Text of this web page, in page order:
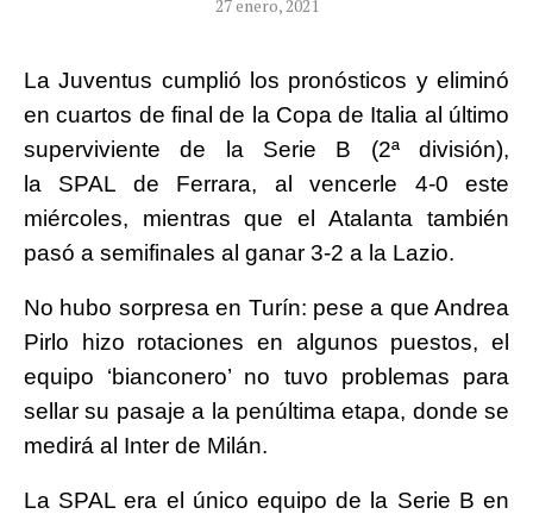
27 enero, 2021
La Juventus cumplió los pronósticos y eliminó
en cuartos de final de la Copa de Italia al último
superviviente de la Serie B (2ª división),
la SPAL de Ferrara, al vencerle 4-0 este
miércoles, mientras que el Atalanta también
pasó a semifinales al ganar 3-2 a la Lazio.
No hubo sorpresa en Turín: pese a que Andrea
Pirlo hizo rotaciones en algunos puestos, el
equipo ‘bianconero’ no tuvo problemas para
sellar su pasaje a la penúltima etapa, donde se
medirá al Inter de Milán.
La SPAL era el único equipo de la Serie B en